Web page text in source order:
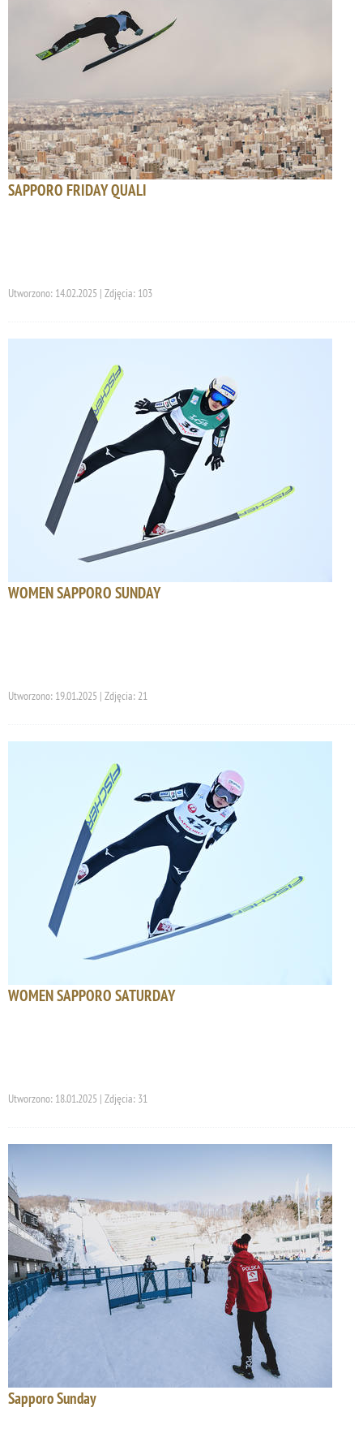
SAPPORO FRIDAY QUALI
Utworzono: 14.02.2025 | Zdjęcia: 103
WOMEN SAPPORO SUNDAY
Utworzono: 19.01.2025 | Zdjęcia: 21
WOMEN SAPPORO SATURDAY
Utworzono: 18.01.2025 | Zdjęcia: 31
Sapporo Sunday